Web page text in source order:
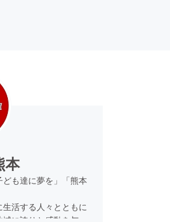
本
ども達に夢を」「熊本
活する人々とともに
に誇りと感動を与え